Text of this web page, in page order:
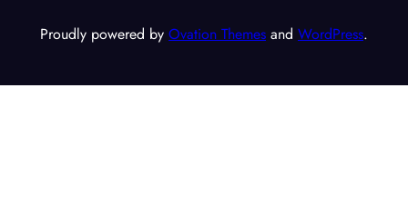
Proudly powered by Ovation Themes and WordPress.